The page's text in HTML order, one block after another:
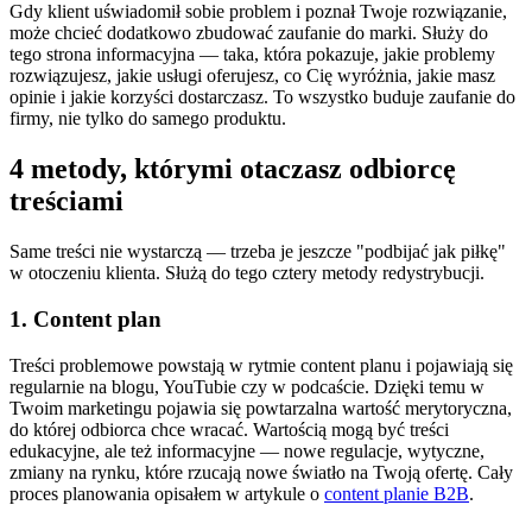
Gdy klient uświadomił sobie problem i poznał Twoje rozwiązanie,
może chcieć dodatkowo zbudować zaufanie do marki. Służy do
tego strona informacyjna — taka, która pokazuje, jakie problemy
rozwiązujesz, jakie usługi oferujesz, co Cię wyróżnia, jakie masz
opinie i jakie korzyści dostarczasz. To wszystko buduje zaufanie do
firmy, nie tylko do samego produktu.
4 metody, którymi otaczasz odbiorcę
treściami
Same treści nie wystarczą — trzeba je jeszcze "podbijać jak piłkę"
w otoczeniu klienta. Służą do tego cztery metody redystrybucji.
1. Content plan
Treści problemowe powstają w rytmie content planu i pojawiają się
regularnie na blogu, YouTubie czy w podcaście. Dzięki temu w
Twoim marketingu pojawia się powtarzalna wartość merytoryczna,
do której odbiorca chce wracać. Wartością mogą być treści
edukacyjne, ale też informacyjne — nowe regulacje, wytyczne,
zmiany na rynku, które rzucają nowe światło na Twoją ofertę. Cały
proces planowania opisałem w artykule o content planie B2B.